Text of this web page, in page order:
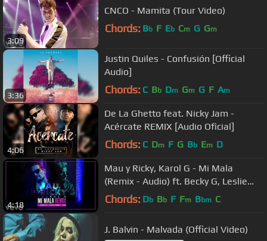
3:09
CNCO - Mamita (Tour Video)
Chords: Bb F Eb Cm G Gm
3:36
Justin Quiles - Confusión [Official
Audio]
Chords: C Bb Dm Gm G F Am
4:06
De La Ghetto feat. Nicky Jam -
Acércate REMIX [Audio Oficial]
Chords: C Dm F G Bb Em D
4:18
Mau y Ricky, Karol G - Mi Mala
(Remix - Audio) ft. Becky G, Leslie
Grace, Lali
Chords: Db Bb F Fm Bbm C
J. Balvin - Malvada (Official Video)